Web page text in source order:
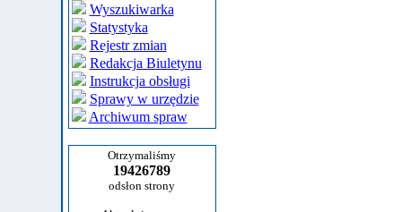
Wyszukiwarka
Statystyka
Rejestr zmian
Redakcja Biuletynu
Instrukcja obsługi
Sprawy w urzędzie
Archiwum spraw
Otrzymaliśmy
19426789
odsłon strony